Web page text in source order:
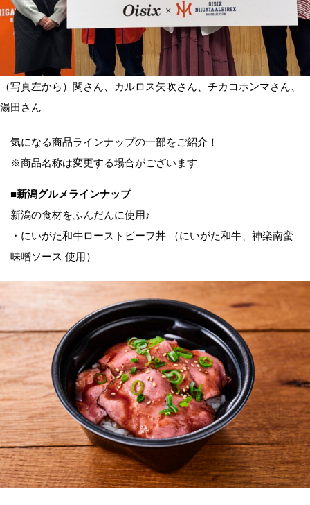
（写真左から）関さん、カルロス矢吹さん、チカコホンマさん、
湯田さん
気になる商品ラインナップの一部をご紹介！
※商品名称は変更する場合がございます
■新潟グルメラインナップ
新潟の食材をふんだんに使用♪
・にいがた和牛ローストビーフ丼 （にいがた和牛、神楽南蛮
味噌ソース 使用）